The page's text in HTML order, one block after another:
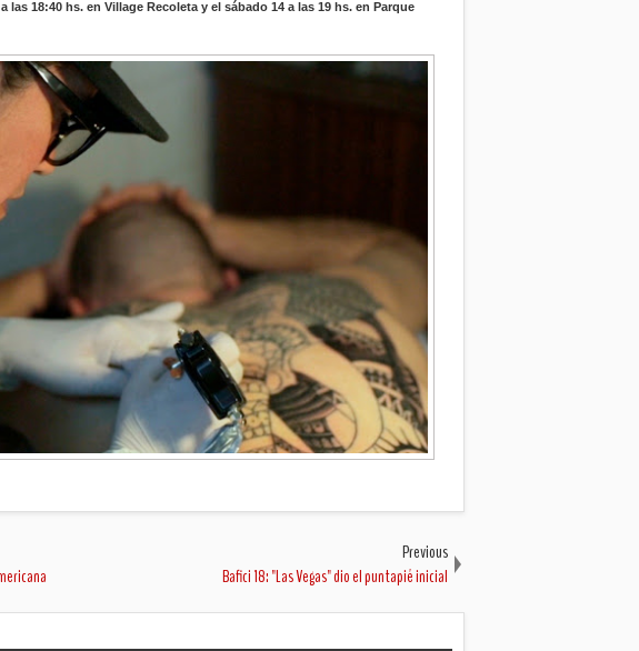
las 18:40 hs. en Village Recoleta y el sábado 14 a las 19 hs. en Parque
Previous
Bafici 18: "Las Vegas" dio el puntapié inicial